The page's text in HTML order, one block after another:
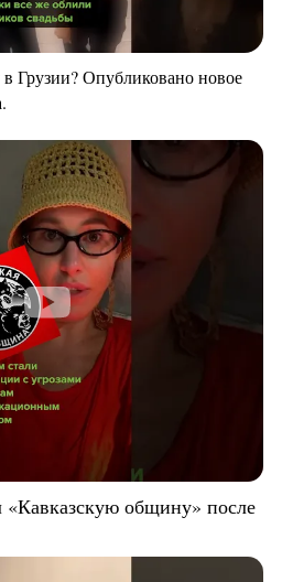
Грузии? Опубликовано новое
«Кавказскую общину» после